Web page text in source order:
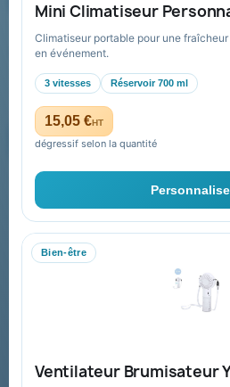
Mini Climatiseur
Climatiseur portable pour une
en événement.
3 vitesses Réservoir 700 ml
15,05 €HT
dégressif selon la quantité
Bien-être
Ventilateur Brumisateur
Recevez nos offres spéciales
Vous pouvez vous désinscrire à tout
cela nos informations de contact dans
site.
Collectivités &
Devis, mandat administratif et
Espace